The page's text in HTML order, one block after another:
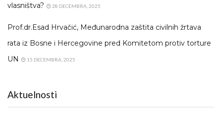
vlasništva?
28 DECEMBRA, 2025
Prof.dr.Esad Hrvačić, Međunarodna zaštita civilnih žrtava
rata iz Bosne i Hercegovine pred Komitetom protiv torture
UN
15 DECEMBRA, 2025
Aktuelnosti